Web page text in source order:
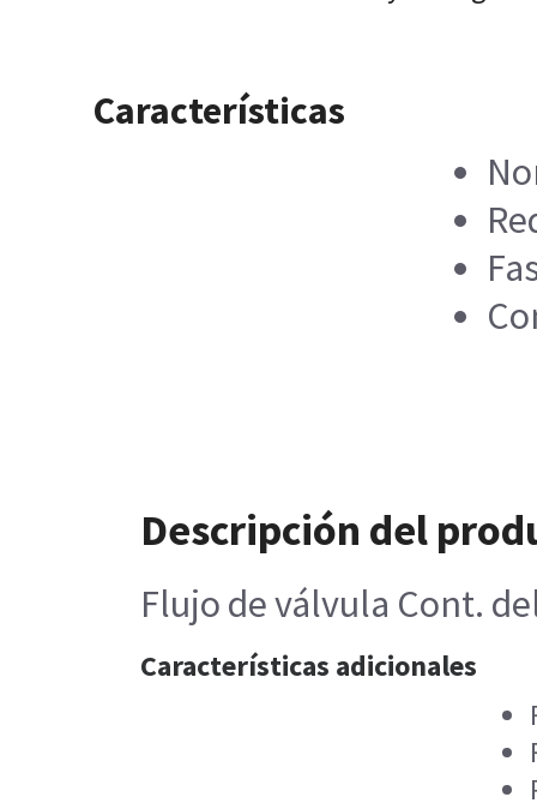
Características
Descripción del
Flujo de válvula Cont.
Características adicionales